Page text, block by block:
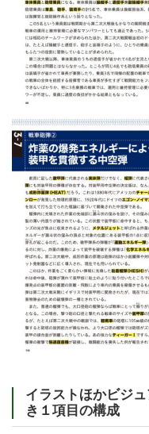
イラストほかビジ
き１項目の構成